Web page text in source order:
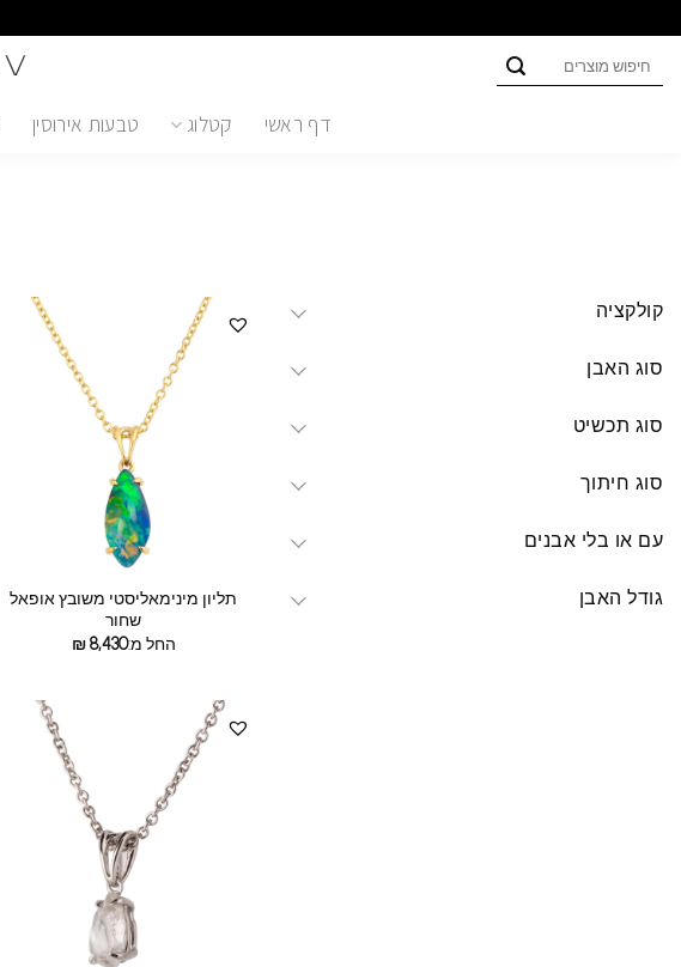
to
content
דף ראשי קטלוג טבעות אירוסין
קולקציה
סוג האבן
סוג תכשיט
סוג חיתוך
עם או בלי אבנים
גודל האבן
תליון מינימאליסטי משובץ אופאל
שחור
החל מ:
₪8,430